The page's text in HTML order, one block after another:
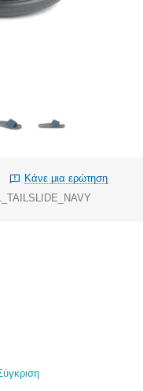
Κάνε μια ερώτηση